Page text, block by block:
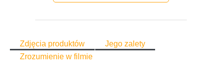
Zdjęcia produktów
Jego zalety
Zrozumienie w filmie